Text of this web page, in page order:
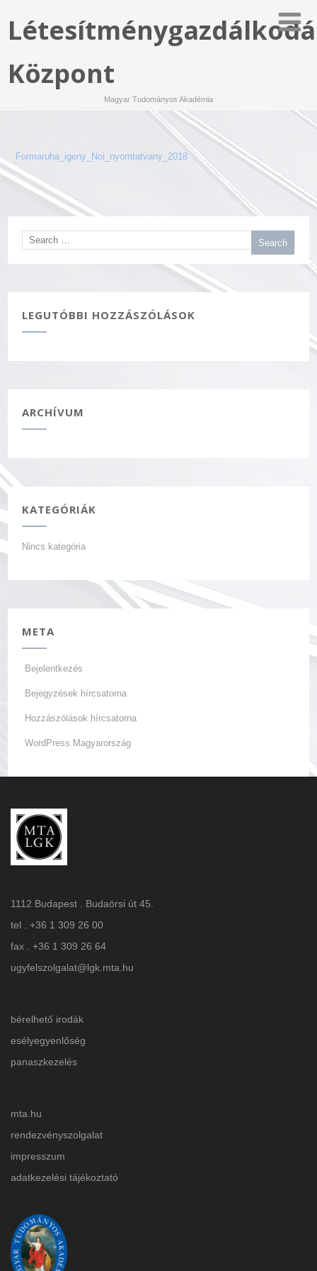
Központ
Magyar Tudományos Akadémia
Formaruha_igeny_Noi_nyomtatvany_2018
LEGUTÓBBI HOZZÁSZÓLÁSOK
ARCHÍVUM
KATEGÓRIÁK
Nincs kategória
META
Bejelentkezés
Bejegyzések hírcsatorna
Hozzászólások hírcsatorna
WordPress Magyarország
1112 Budapest . Budaörsi út 45.
tel . +36 1 309 26 00
fax . +36 1 309 26 64
ugyfelszolgalat@lgk.mta.hu
bérelhető irodák
esélyegyenlőség
panaszkezelés
mta.hu
rendezvényszolgalat
impresszum
adatkezelési tájékoztató